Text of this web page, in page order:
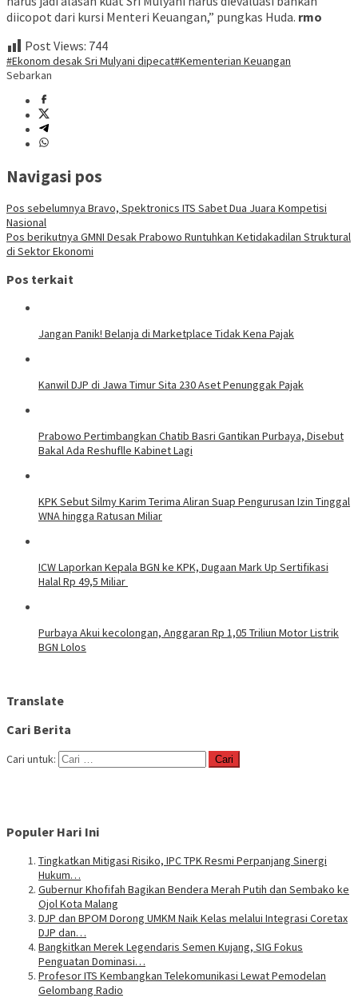
diicopot dari kursi Menteri Keuangan,” pungkas Huda. rmo
Post Views: 744
#Ekonom desak Sri Mulyani dipecat#Kementerian Keuangan
Sebarkan
Navigasi pos
Pos sebelumnya Bravo, Spektronics ITS Sabet Dua Juara Kompetisi
Nasional
Pos berikutnya GMNI Desak Prabowo Runtuhkan Ketidakadilan Struktural
di Sektor Ekonomi
Pos terkait
Jangan Panik! Belanja di Marketplace Tidak Kena Pajak
Kanwil DJP di Jawa Timur Sita 230 Aset Penunggak Pajak
Prabowo Pertimbangkan Chatib Basri Gantikan Purbaya, Disebut
Bakal Ada Reshuflle Kabinet Lagi
KPK Sebut Silmy Karim Terima Aliran Suap Pengurusan Izin Tinggal
WNA hingga Ratusan Miliar
ICW Laporkan Kepala BGN ke KPK, Dugaan Mark Up Sertifikasi
Halal Rp 49,5 Miliar
Purbaya Akui kecolongan, Anggaran Rp 1,05 Triliun Motor Listrik
BGN Lolos
Translate
Cari Berita
Cari untuk:
Populer Hari Ini
Tingkatkan Mitigasi Risiko, IPC TPK Resmi Perpanjang Sinergi
Hukum…
Gubernur Khofifah Bagikan Bendera Merah Putih dan Sembako ke
Ojol Kota Malang
DJP dan BPOM Dorong UMKM Naik Kelas melalui Integrasi Coretax
DJP dan…
Bangkitkan Merek Legendaris Semen Kujang, SIG Fokus
Penguatan Dominasi…
Profesor ITS Kembangkan Telekomunikasi Lewat Pemodelan
Gelombang Radio